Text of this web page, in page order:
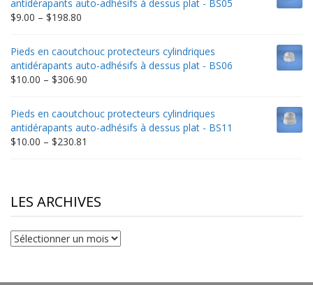
$332.65
antidérapants auto-adhésifs à dessus plat - BS05
$9.00 – $198.80
$9.00
through
$198.80
Pieds en caoutchouc protecteurs cylindriques
antidérapants auto-adhésifs à dessus plat - BS06
$10.00 – $306.90
through
$306.90
Pieds en caoutchouc protecteurs cylindriques
antidérapants auto-adhésifs à dessus plat - BS11
$10.00 – $230.81
$230.81
LES ARCHIVES
Les
archives